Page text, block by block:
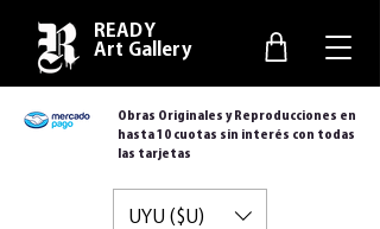
READY
Art Gallery
Obras Originales y Reproducciones en
hasta 10 cuotas sin interés con todas
las tarjetas
UYU ($U)